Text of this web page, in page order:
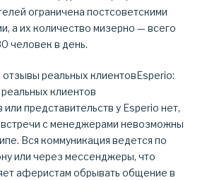
ограничена постсоветскими
а их количество мизерно — всего
человек в день.
отзывы реальных клиентовEsperio:
клиентов
представительств у Esperio нет,
с менеджерами невозможны
Вся коммуникация ведется по
или через мессенджеры, что
аферистам обрывать общение в